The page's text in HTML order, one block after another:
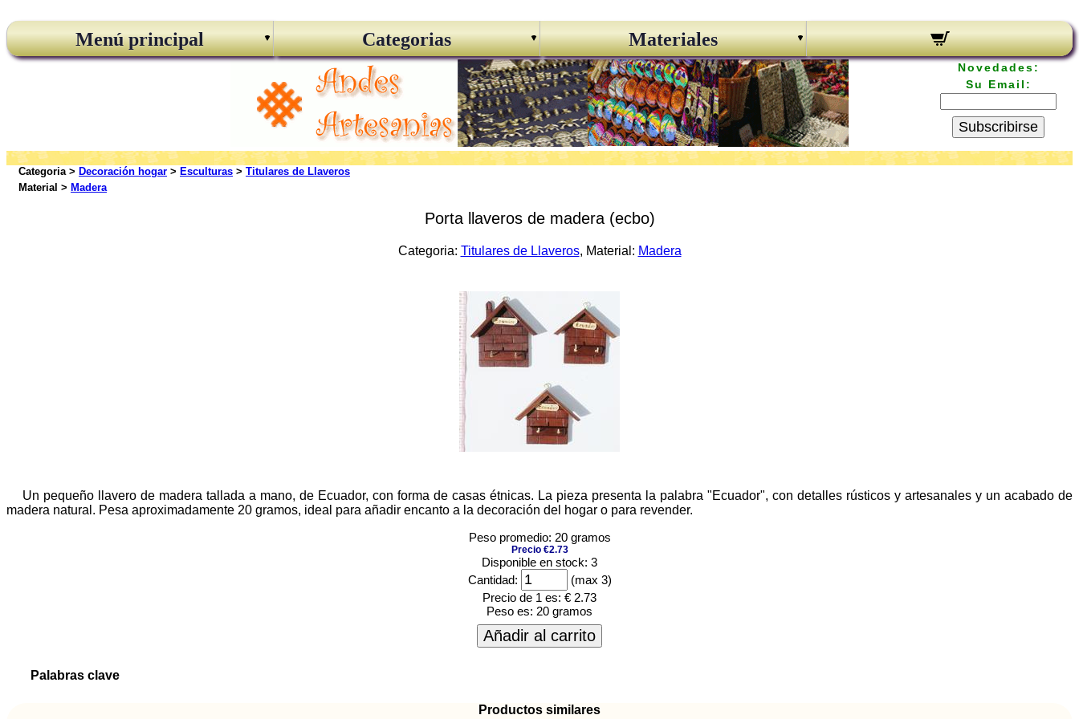
Menú principal Categorias Materiales
Novedades:
Su Email:
Subscribirse
Categoria > Decoración hogar > Esculturas > Titulares de Llaveros
Material > Madera
Porta llaveros de madera (ecbo)
Categoria: Titulares de Llaveros, Material: Madera
Un pequeño llavero de madera tallada a mano, de Ecuador, con forma de casas étnicas. La pieza presenta la palabra "Ecuador", con detalles rústicos y artesanales y un acabado de
madera natural. Pesa aproximadamente 20 gramos, ideal para añadir encanto a la decoración del hogar o para revender.
Peso promedio: 20 gramos
Precio €2.73
Disponible en stock: 3
Cantidad:
(max 3)
Precio de 1 es: € 2.73
Peso es: 20 gramos
Añadir al carrito
Palabras clave
Productos similares